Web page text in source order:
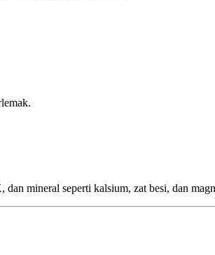
mineral seperti kalsium, zat besi, dan